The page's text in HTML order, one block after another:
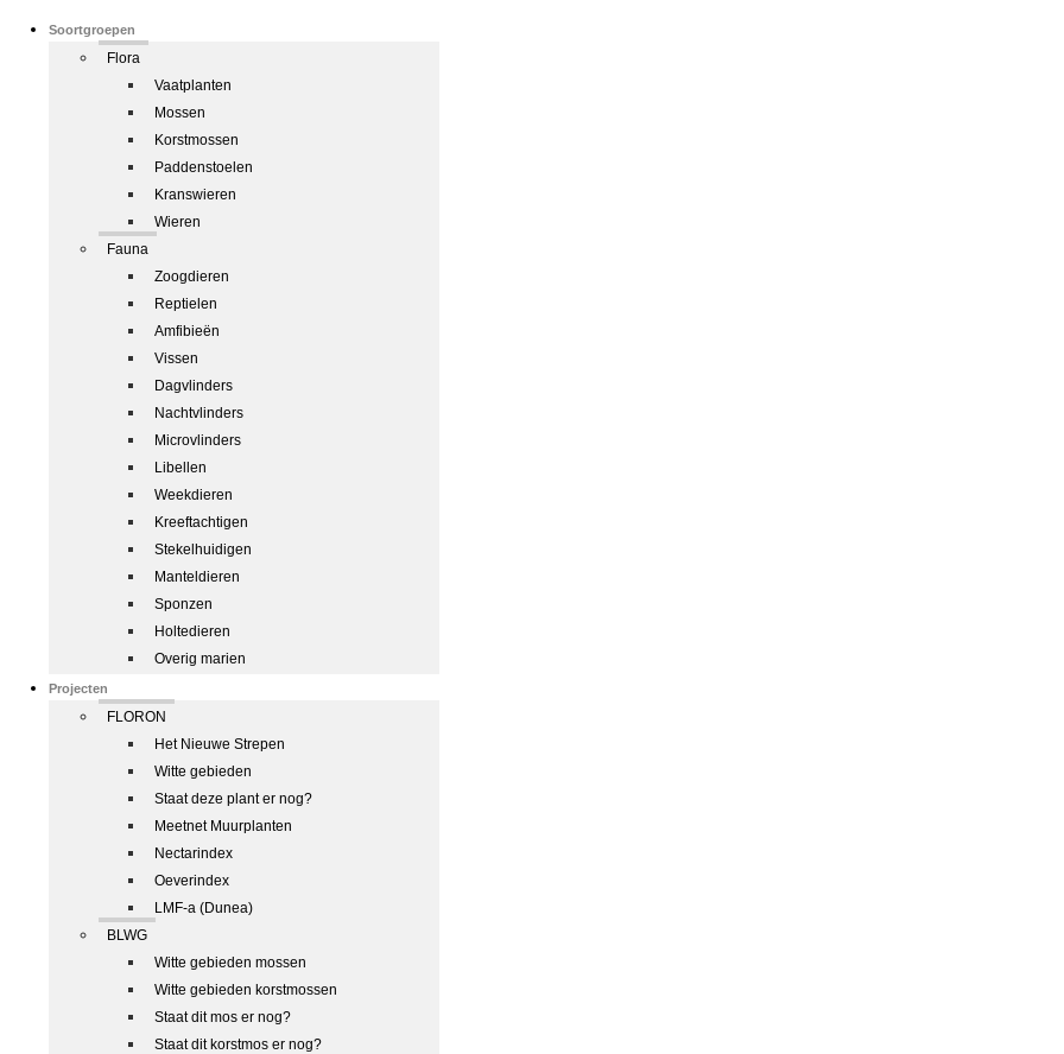
Soortgroepen
Flora
Vaatplanten
Mossen
Korstmossen
Paddenstoelen
Kranswieren
Wieren
Fauna
Zoogdieren
Reptielen
Amfibieën
Vissen
Dagvlinders
Nachtvlinders
Microvlinders
Libellen
Weekdieren
Kreeftachtigen
Stekelhuidigen
Manteldieren
Sponzen
Holtedieren
Overig marien
Projecten
FLORON
Het Nieuwe Strepen
Witte gebieden
Staat deze plant er nog?
Meetnet Muurplanten
Nectarindex
Oeverindex
LMF-a (Dunea)
BLWG
Witte gebieden mossen
Witte gebieden korstmossen
Staat dit mos er nog?
Staat dit korstmos er nog?